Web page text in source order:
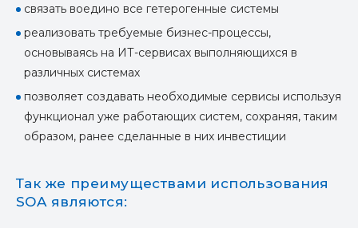
связать воедино все гетерогенные системы
реализовать требуемые бизнес-процессы,
основываясь на ИТ-сервисах выполняющихся в
различных системах
позволяет создавать необходимые сервисы используя
функционал уже работающих систем, сохраняя, таким
образом, ранее сделанные в них инвестиции
Так же преимуществами использования
SOA являются: